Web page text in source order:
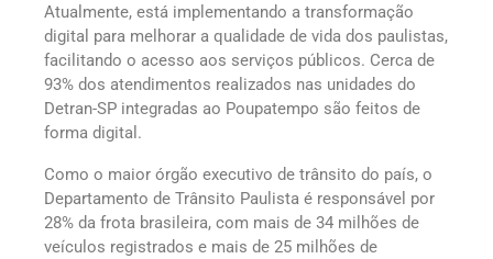
Atualmente, está implementando a transformação
digital para melhorar a qualidade de vida dos paulistas,
facilitando o acesso aos serviços públicos. Cerca de
93% dos atendimentos realizados nas unidades do
Detran-SP integradas ao Poupatempo são feitos de
forma digital.
Como o maior órgão executivo de trânsito do país, o
Departamento de Trânsito Paulista é responsável por
28% da frota brasileira, com mais de 34 milhões de
veículos registrados e mais de 25 milhões de